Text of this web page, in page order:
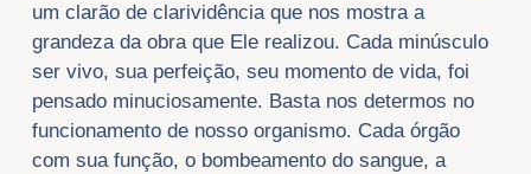
um clarão de clarividência que nos mostra a
grandeza da obra que Ele realizou. Cada minúsculo
ser vivo, sua perfeição, seu momento de vida, foi
pensado minuciosamente. Basta nos determos no
funcionamento de nosso organismo. Cada órgão
com sua função, o bombeamento do sangue, a